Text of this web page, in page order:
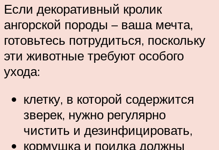
Если декоративный кролик
ангорской породы – ваша мечта,
готовьтесь потрудиться, поскольку
эти животные требуют особого
ухода:
клетку, в которой содержится
зверек, нужно регулярно
чистить и дезинфицировать,
кормушка и поилка должны